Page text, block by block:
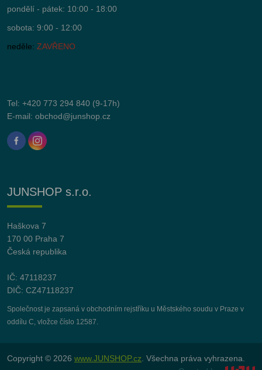
pondělí - pátek: 10:00 - 18:00
sobota: 9:00 - 12:00
neděle: ZAVŘENO
Tel: +420 773 294 840 (9-17h)
E-mail: obchod@junshop.cz
JUNSHOP s.r.o.
Haškova 7
170 00 Praha 7
Česká republika
IČ: 47118237
DIČ: CZ47118237
Společnost je zapsaná v obchodním rejstříku u Městského soudu v Praze v
oddílu C, vložce číslo 12587.
Copyright © 2026 www.JUNSHOP.cz . Všechna práva vyhrazena.